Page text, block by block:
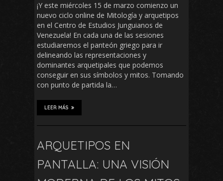
¡Y este miércoles 15 de marzo comienzo un
nuevo ciclo online de Mitología y arquetipos
en el Centro de Estudios Junguianos de
Venezuela! En cada una de las sesiones
estudiaremos el panteón griego para ir
delineando las representaciones y
dominantes arquetipales que podemos
conseguir en sus símbolos y mitos. Tomando
con punto de partida la…
LEER MÁS
ARQUETIPOS EN
PANTALLA: UNA VISIÓN